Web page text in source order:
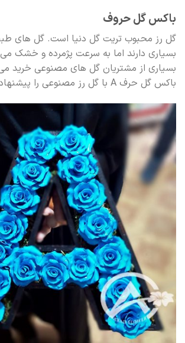
باکس گل حروف
گل رز محبوب تریت گل دنیا است. گل های
بسیاری دارند اما به سرعت پژمرده و خشک
بسیاری از مشتریان گل های مصنوعی خرید
باکس گل حرف A با گل رز مصنوعی را پیشنهاد می کنیم.